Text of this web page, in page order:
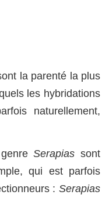
la parenté la plus
les hybridations
naturellement,
genreSerapiassont
qui est parfois
: Serapias